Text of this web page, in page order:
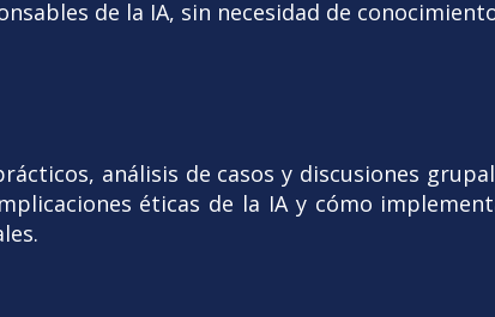
de la IA, sin necesidad de
análisis de casos y discusiones
éticas de la IA y cómo